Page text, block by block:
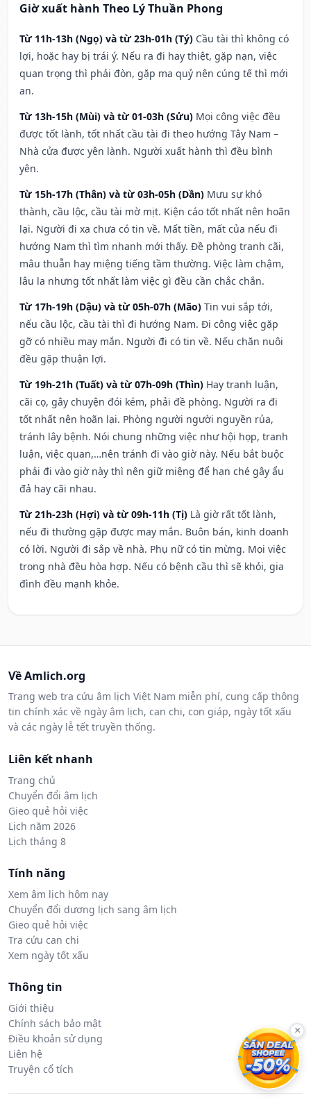
Giờ xuất hành Theo Lý Thuần Phong
Từ 11h-13h (Ngọ) và từ 23h-01h (Tý) Cầu tài thì không có
lợi, hoặc hay bị trái ý. Nếu ra đi hay thiệt, gặp nạn, việc
quan trọng thì phải đòn, gặp ma quỷ nên cúng tế thì mới
an.
Từ 13h-15h (Mùi) và từ 01-03h (Sửu) Mọi công việc đều
được tốt lành, tốt nhất cầu tài đi theo hướng Tây Nam –
Nhà cửa được yên lành. Người xuất hành thì đều bình
yên.
Từ 15h-17h (Thân) và từ 03h-05h (Dần) Mưu sự khó
thành, cầu lộc, cầu tài mờ mịt. Kiện cáo tốt nhất nên hoãn
lại. Người đi xa chưa có tin về. Mất tiền, mất của nếu đi
hướng Nam thì tìm nhanh mới thấy. Đề phòng tranh cãi,
mâu thuẫn hay miệng tiếng tầm thường. Việc làm chậm,
lâu la nhưng tốt nhất làm việc gì đều cần chắc chắn.
Từ 17h-19h (Dậu) và từ 05h-07h (Mão) Tin vui sắp tới,
nếu cầu lộc, cầu tài thì đi hướng Nam. Đi công việc gặp
gỡ có nhiều may mắn. Người đi có tin về. Nếu chăn nuôi
đều gặp thuận lợi.
Từ 19h-21h (Tuất) và từ 07h-09h (Thìn) Hay tranh luận,
cãi cọ, gây chuyện đói kém, phải đề phòng. Người ra đi
tốt nhất nên hoãn lại. Phòng người người nguyền rủa,
tránh lây bệnh. Nói chung những việc như hội họp, tranh
luận, việc quan,…nên tránh đi vào giờ này. Nếu bắt buộc
phải đi vào giờ này thì nên giữ miệng để hạn ché gây ẩu
đả hay cãi nhau.
Từ 21h-23h (Hợi) và từ 09h-11h (Tị) Là giờ rất tốt lành,
nếu đi thường gặp được may mắn. Buôn bán, kinh doanh
có lời. Người đi sắp về nhà. Phụ nữ có tin mừng. Mọi việc
trong nhà đều hòa hợp. Nếu có bệnh cầu thì sẽ khỏi, gia
đình đều mạnh khỏe.
Về Amlich.org
Trang web tra cứu âm lịch Việt Nam miễn phí, cung cấp thông
tin chính xác về ngày âm lịch, can chi, con giáp, ngày tốt xấu
và các ngày lễ tết truyền thống.
Liên kết nhanh
Trang chủ
Chuyển đổi âm lịch
Gieo quẻ hỏi việc
Lịch năm 2026
Lịch tháng 8
Tính năng
Xem âm lịch hôm nay
Chuyển đổi dương lịch sang âm lịch
Gieo quẻ hỏi việc
Tra cứu can chi
Xem ngày tốt xấu
Thông tin
Giới thiệu
Chính sách bảo mật
Điều khoản sử dụng
Liên hệ
Truyện cổ tích
×